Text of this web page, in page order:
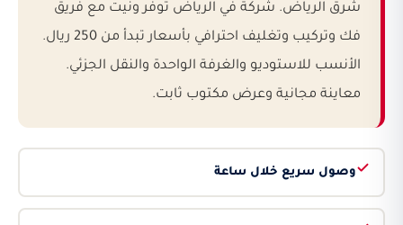
شرق الرياض. شركة في الرياض توفر ونيت مع فريق
فك وتركيب وتغليف احترافي بأسعار تبدأ من 250 ريال.
الأنسب للاستوديو والغرفة الواحدة والنقل الجزئي.
معاينة مجانية وعرض مكتوب ثابت.
وصول سريع خلال ساعة